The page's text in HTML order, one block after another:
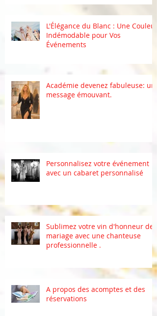
L'Élégance du Blanc : Une Couleur
Indémodable pour Vos
Événements
Académie devenez fabuleuse: un
message émouvant.
Personnalisez votre événement
avec un cabaret personnalisé
Sublimez votre vin d'honneur de
mariage avec une chanteuse
professionnelle .
A propos des acomptes et des
réservations